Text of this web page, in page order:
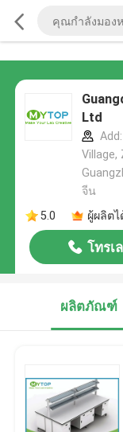
Ltd
Village,
จีน
5.0
ผู้ผลิต
โทรเ
ผลิตภัณฑ์